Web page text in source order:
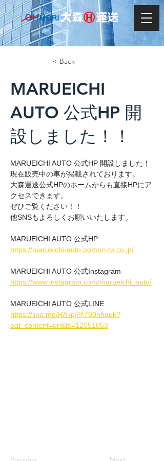
< Back
MARUEICHI
AUTO 公式HP 開
設しました！！
MARUEICHI AUTO 公式HP 開設しました！
現在販売中の車が掲載されております。
大森運送公式HPのホームからも直接HPにア
クセスできます。
ぜひご覧ください！！
他SNSもよろしくお願いいたします。
MARUEICHI AUTO 公式HP
https://marueichi-auto.oomori-tp.co.jp/
MARUEICHI AUTO 公式Instagram
https://www.instagram.com/marueichi_auto/
MARUEICHI AUTO 公式LINE
https://line.me/R/ti/p/@760nhouk?
oat_content=url&ts=12051053